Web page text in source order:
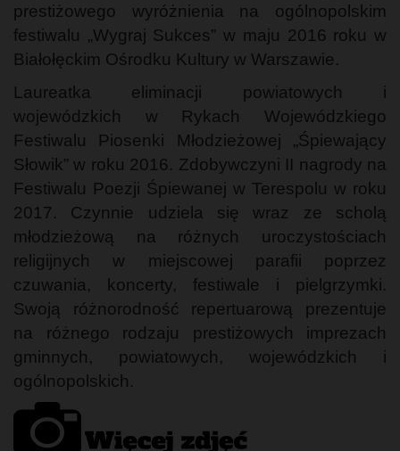
prestiżowego wyróżnienia na ogólnopolskim
festiwalu „Wygraj Sukces” w maju 2016 roku w
Białołęckim Ośrodku Kultury w Warszawie.
Laureatka eliminacji powiatowych i
wojewódzkich w Rykach Wojewódzkiego
Festiwalu Piosenki Młodzieżowej „Śpiewający
Słowik” w roku 2016. Zdobywczyni II nagrody na
Festiwalu Poezji Śpiewanej w Terespolu w roku
2017. Czynnie udziela się wraz ze scholą
młodzieżową na różnych uroczystościach
religijnych w miejscowej parafii poprzez
czuwania, koncerty, festiwale i pielgrzymki.
Swoją różnorodność repertuarową prezentuje
na różnego rodzaju prestiżowych imprezach
gminnych, powiatowych, wojewódzkich i
ogólnopolskich.